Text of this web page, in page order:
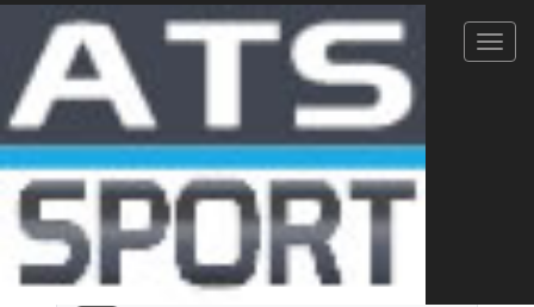
Foulées de Balaruc 23/09/2023
COURSE SOLO 12.6 KM
Signaler une erreur PDF